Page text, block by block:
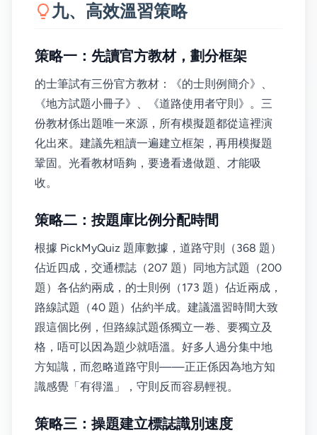
九、高效溫習策略
策略一：先讀官方教材，劃分框架
的士筆試有三份官方教材：《的士則例簡介》、
《地方試題小冊子》、《道路使用者守則》。三
份教材係出題唯一來源，所有模擬題都從這裡演
化出來。建議先粗讀一遍建立框架，再用模擬題
鞏固。光看教材唔夠，要邊看邊做題、才能吸
收。
策略二：按題庫比例分配時間
根據 PickMyQuiz 題庫數據，道路守則（368 題）
佔近四成，交通標誌（207 題）同地方試題（200
題）各佔約兩成，的士則例（173 題）佔近兩成，
路線試題（40 題）佔約半成。建議溫習時間大致
跟這個比例，但路線試題係獨立一卷、要獨立及
格，唔可以因為題少就唔溫。好多人過分集中地
方知識，而忽略道路守則——正正係因為地方知
識感覺「有得溫」，守則反而容易輕視。
策略三：操題建立標誌識別速度